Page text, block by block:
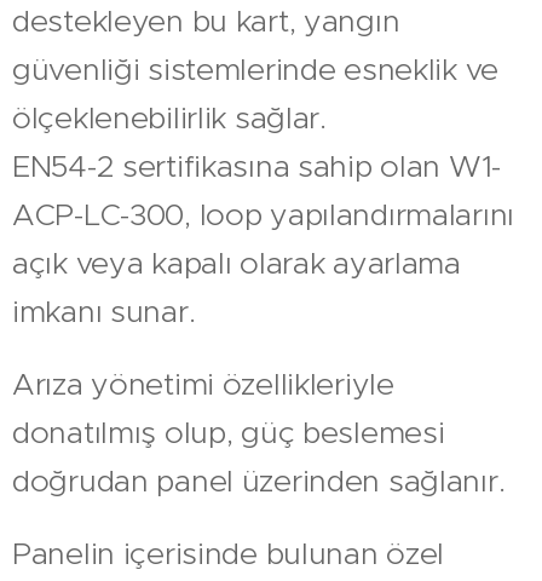
destekleyen bu kart, yangın
güvenliği sistemlerinde esneklik ve
ölçeklenebilirlik sağlar.
EN54-2 sertifikasına sahip olan W1-
ACP-LC-300, loop yapılandırmalarını
açık veya kapalı olarak ayarlama
imkanı sunar.
Arıza yönetimi özellikleriyle
donatılmış olup, güç beslemesi
doğrudan panel üzerinden sağlanır.
Panelin içerisinde bulunan özel